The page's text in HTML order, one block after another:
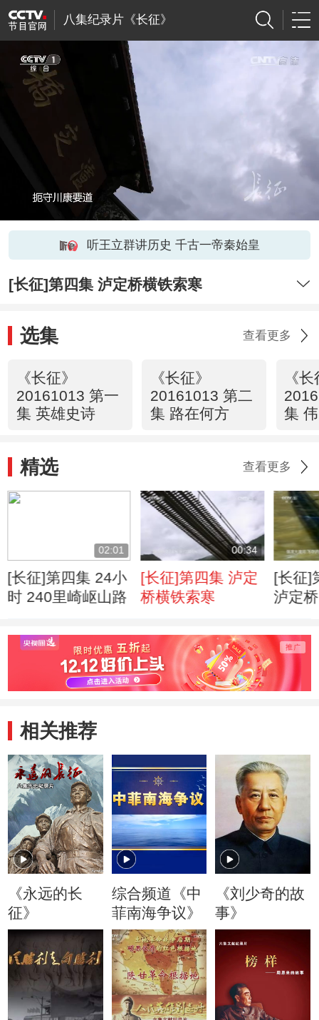
八集纪录片《长征》
听王立群讲历史 千古一帝秦始皇
[长征]第四集 泸定桥横铁索寒
选集 查看更多
《长征》
20161013 第一
集 英雄史诗
《长征》
20161013 第二
集 路在何方
《
集
精选 查看更多
02:01
[长征]第四集 24小
时 240里崎岖山路
00:34
[长征]第四集 泸定
桥横铁索寒
[长征]
泸定
相关推荐
《永远的长
征》
综合频道《中
菲南海争议》
《刘少奇的故
事》